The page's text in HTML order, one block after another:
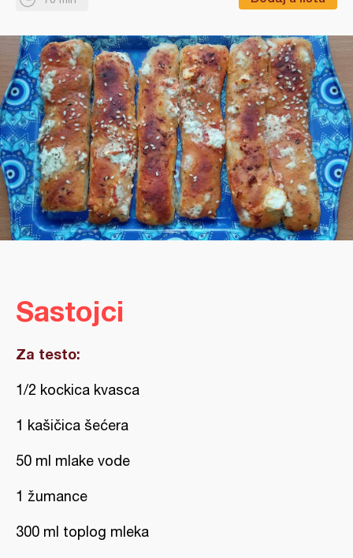
Sastojci
Za testo:
1/2 kockica kvasca
1 kašičica šećera
50 ml mlake vode
1 žumance
300 ml toplog mleka